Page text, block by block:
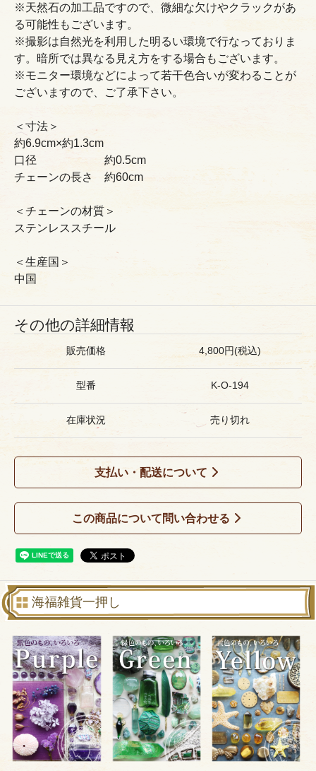
※天然石の加工品ですので、微細な欠けやクラックがあ
る可能性もございます。
※撮影は自然光を利用した明るい環境で行なっておりま
す。暗所では異なる見え方をする場合もございます。
※モニター環境などによって若干色合いが変わることが
ございますので、ご了承下さい。
＜寸法＞
約6.9cm×約1.3cm
口径 約0.5cm
チェーンの長さ 約60cm
＜チェーンの材質＞
ステンレススチール
＜生産国＞
中国
その他の詳細情報
販売価格 4,800円(税込)
型番 K-O-194
在庫状況 売り切れ
支払い・配送について
この商品について問い合わせる
海福雑貨一押し